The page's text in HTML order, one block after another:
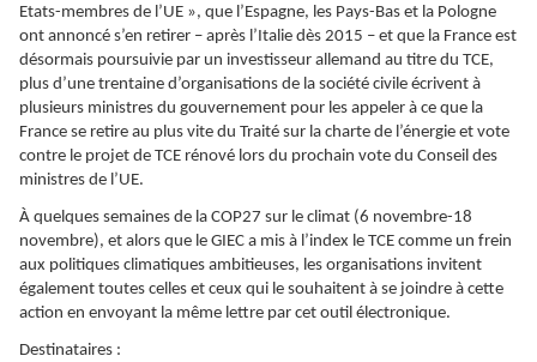
Etats-membres de l’UE », que l’Espagne, les Pays-Bas et la Pologne
ont annoncé s’en retirer – après l’Italie dès 2015 – et que la France est
désormais poursuivie par un investisseur allemand au titre du TCE,
plus d’une trentaine d’organisations de la société civile écrivent à
plusieurs ministres du gouvernement pour les appeler à ce que la
France se retire au plus vite du Traité sur la charte de l’énergie et vote
contre le projet de TCE rénové lors du prochain vote du Conseil des
ministres de l’UE.
À quelques semaines de la COP27 sur le climat (6 novembre-18
novembre), et alors que le GIEC a mis à l’index le TCE comme un frein
aux politiques climatiques ambitieuses, les organisations invitent
également toutes celles et ceux qui le souhaitent à se joindre à cette
action en envoyant la même lettre par cet outil électronique.
Destinataires :